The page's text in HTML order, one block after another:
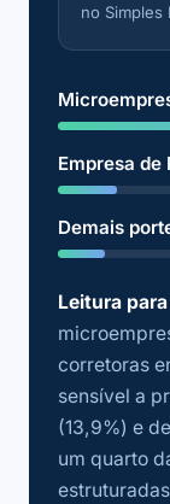
no Simples
Empresa de
Demais
Leitura
corretoras
sensível a
(13,9%) e
um quarto